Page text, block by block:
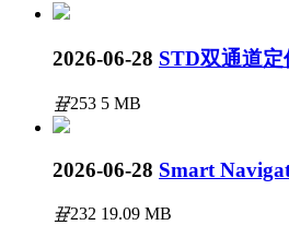
2026-06-28 STD双通道
끂253 5 MB
2026-06-28 Smart
끂232 19.09 MB